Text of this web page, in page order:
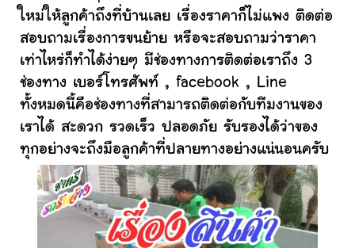
ใหม่ให้ลูกค้าถึงที่บ้านเลย เรื่องราคาก็ไม่แพง ติดต่อ
สอบถามเรื่องการขนย้าย หรือจะสอบถามว่าราคา
เท่าไหร่ก็ทำได้ง่ายๆ มีช่องทางการติดต่อเราถึง 3
ช่องทาง เบอร์โทรศัพท์ , facebook , Line
ทั้งหมดนี้คือช่องทางที่สามารถติดต่อกับทีมงานของ
เราได้ สะดวก รวดเร็ว ปลอดภัย รับรองได้ว่าของ
ทุกอย่างจะถึงมือลูกค้าที่ปลายทางอย่างแน่นอนครับ